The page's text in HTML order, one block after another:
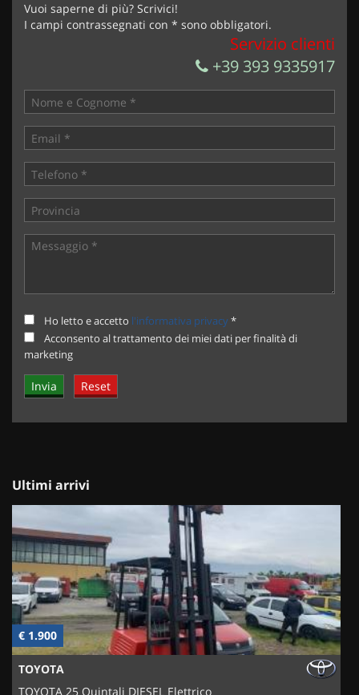
Vuoi saperne di più? Scrivici!
I campi contrassegnati con * sono obbligatori.
Servizio clienti
+39 393 9335917
Ho letto e accetto l'informativa privacy*
Acconsento al trattamento dei miei dati per finalità di
marketing
Ultimi arrivi
€ 1.900
TOYOTA
TOYOTA 25 Quintali DIESEL Elettrico